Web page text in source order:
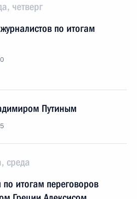
четверг
по итогам
Путиным
среда
итогам переговоров